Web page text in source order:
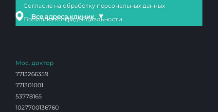
Все адреса клиник ▼
Согласие на обработку персональных данных
Политика конфиденциальности
Мос. доктор
7713266359
771301001
53778165
1027700136760